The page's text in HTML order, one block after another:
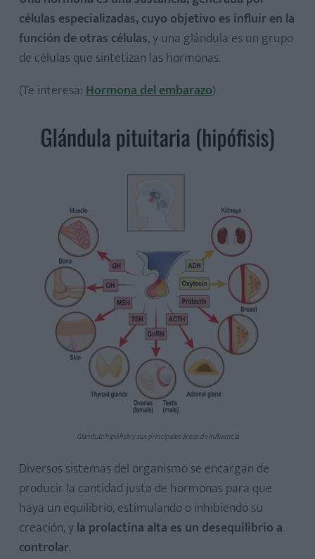
células especializadas, cuyo objetivo es influir en la
función de otras células, y una glándula es un grupo
de células que sintetizan las hormonas.
(Te interesa:Hormona del embarazo)
Glándula hipófisis y sus principales áreas de influencia
Diversos sistemas del organismo se encargan de
producir la cantidad justa de hormonas para que
haya un equilibrio, estimulando o inhibiendo su
creación, yla prolactina alta es un desequilibrio a
controlar.